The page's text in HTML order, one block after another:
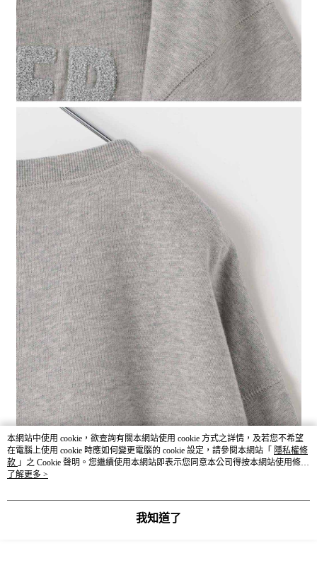
本網站中使用 cookie，欲查詢有關本網站使用 cookie 方式之詳情，及若您不希望
在電腦上使用 cookie 時應如何變更電腦的 cookie 設定，請參閱本網站「 隱私權條
款 」之 Cookie 聲明。您繼續使用本網站即表示您同意本公司得按本網站使用條款
之 Cookie 聲明使用 cookie。
了解更多 >
我知道了